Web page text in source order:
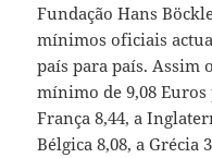
Fundação Hans
mínimos oficiais
país para país. Assim
mínimo de 9,08
França 8,44, a
Bélgica 8,08, a Grécia